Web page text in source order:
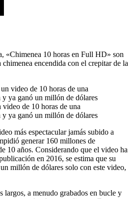
«Chimenea 10 horas en Full HD» son
chimenea encendida con el crepitar de la
video de 10 horas de una
y ya ganó un millón de dólares
más espectacular jamás subido a
generar 160 millones de
10 años. Considerando que el video ha
en 2016, se estima que su
millón de dólares solo con este video,
largos, a menudo grabados en bucle y